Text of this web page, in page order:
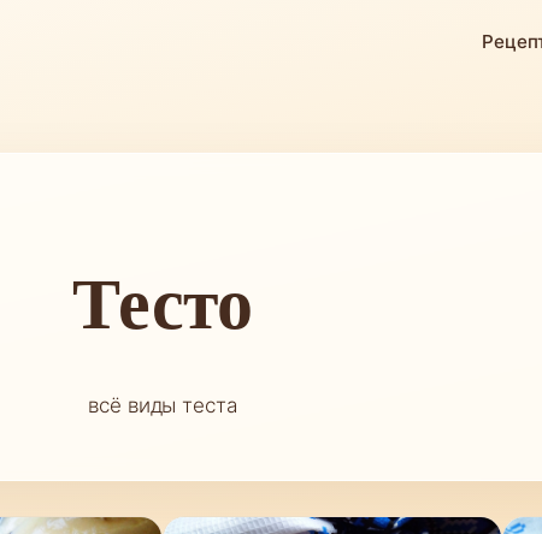
Тесто
всё виды теста